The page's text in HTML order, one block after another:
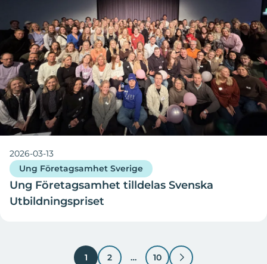
2026-03-13
Ung Företagsamhet Sverige
Ung Företagsamhet tilldelas Svenska
Utbildningspriset
1 2 … 10
DU KAN GÖRA SKILLNAD